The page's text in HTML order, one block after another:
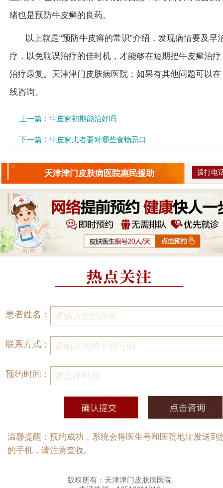
绪也是预防牛皮癣的良药。
以上就是“预防牛皮癣的常识”介绍，发现病情要及早
疗，以免耽误治疗的佳时机，才能够在短期把牛皮癣治疗
治疗康复。天津津门皮肤病医院：如果有其他问题可以在
线咨询。
上一篇：牛皮癣初期能治好吗
下一篇：牛皮癣患者要对哪些食物忌口
天津津门皮肤病医院惠民援助 拨打电
患者姓名：
联系方式：
预约时间：
温馨提醒：预约成功，系统会将医生号和医院地址发送到
的手机，请注意查收。
版权所有：天津津门皮肤病医院